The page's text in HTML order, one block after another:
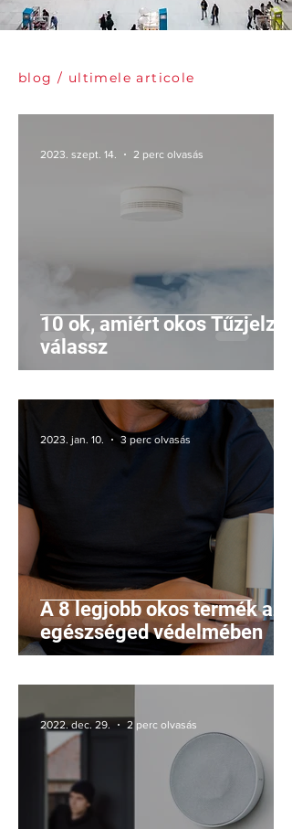
blog / ultimele articole
10 ok, amiért okos Tűzjelzőt
válassz
2023. szept. 14. 2 perc olvasás
A 8 legjobb okos termék az
egészséged védelmében
2023. jan. 10. 3 perc olvasás
2022. dec. 29. 2 perc olvasás